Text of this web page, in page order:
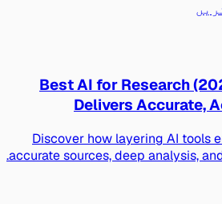
Best AI for Research
Delivers Accurate,
Discover how layering AI tools
accurate sources, deep analysis,